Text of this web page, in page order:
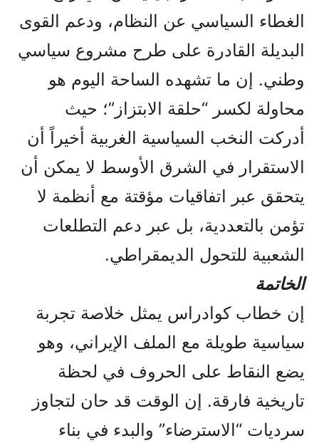
الغطاء السياسي عن النظام، ودعم القوى
البديلة القادرة على طرح مشروع سياسي
وطني. إن ما تشهده الساحة اليوم هو
محاولة لكسر “حلقة الابتزاز”؛ حيث
أدركت النخب السياسية الغربية أخيراً أن
الاستقرار في الشرق الأوسط لا يمكن أن
يتحقق عبر اتفاقيات مؤقتة مع أنظمة لا
تؤمن بالتعددية، بل عبر دعم التطلعات
الشعبية للتحول الديمقراطي.
الخاتمة
إن خطاب كوادراس يمثل خلاصة تجربة
سياسية طويلة مع الملف الإيراني، وهو
يضع النقاط على الحروف في لحظة
تاريخية فارقة. إن الوقت قد حان لتجاوز
سرديات “الاسترضاء” والبدء في بناء